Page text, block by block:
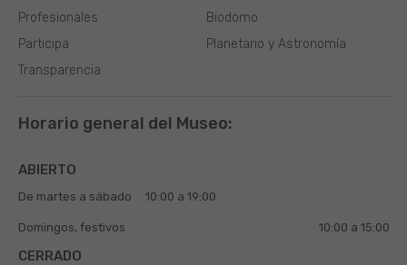
Biodomo
Planetario y Astronomía
Profesionales
Participa
Transparencia
Horario general del Museo:
ABIERTO
De martes a sábado 10:00 a 19:00
Domingos, festivos 10:00 a 15:00
CERRADO